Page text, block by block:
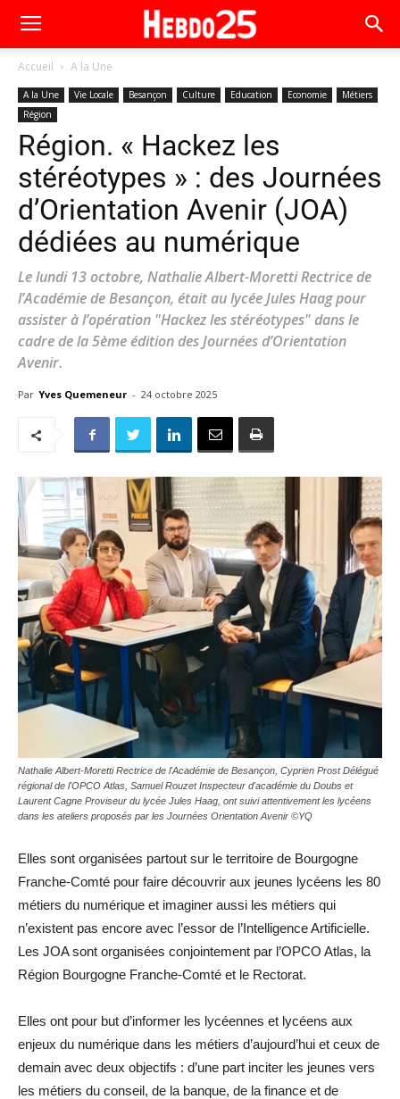
Accueil A la Une
A la Une Vie Locale Besançon Culture Education Economie
Métiers
Région
Région. « Hackez les
stéréotypes » : des Journées
d’Orientation Avenir (JOA)
dédiées au numérique
Le lundi 13 octobre, Nathalie Albert-Moretti Rectrice de
l’Académie de Besançon, était au lycée Jules Haag pour
assister à l’opération "Hackez les stéréotypes" dans le
cadre de la 5ème édition des Journées d’Orientation
Avenir.
Par Yves Quemeneur - 24 octobre 2025
Nathalie Albert-Moretti Rectrice de l'Académie de Besançon, Cyprien Prost Délégué
régional de l'OPCO Atlas, Samuel Rouzet Inspecteur d'académie du Doubs et
Laurent Cagne Proviseur du lycée Jules Haag, ont suivi attentivement les lycéens
dans les ateliers proposés par les Journées Orientation Avenir ©YQ
Elles sont organisées partout sur le territoire de Bourgogne
Franche-Comté pour faire découvrir aux jeunes lycéens les 80
métiers du numérique et imaginer aussi les métiers qui
n’existent pas encore avec l’essor de l’Intelligence Artificielle.
Les JOA sont organisées conjointement par l’OPCO Atlas, la
Région Bourgogne Franche-Comté et le Rectorat.
Elles ont pour but d’informer les lycéennes et lycéens aux
enjeux du numérique dans les métiers d’aujourd’hui et ceux de
demain avec deux objectifs : d’une part inciter les jeunes vers
les métiers du conseil, de la banque, de la finance et de